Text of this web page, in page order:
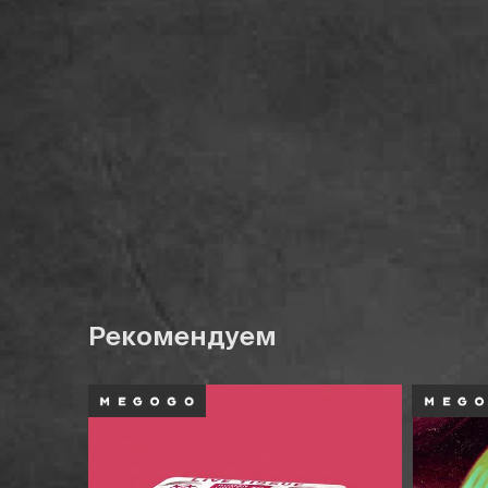
Рекомендуем